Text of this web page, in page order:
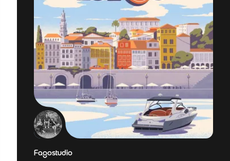
Fagostudio